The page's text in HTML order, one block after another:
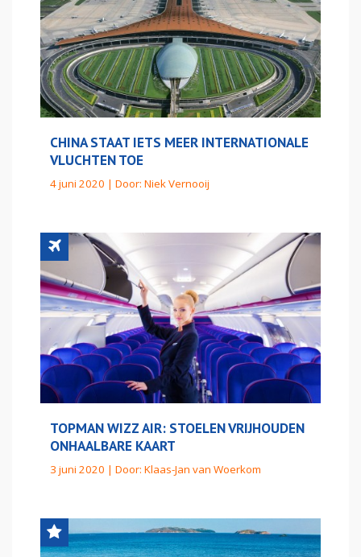
CHINA STAAT IETS MEER INTERNATIONALE
VLUCHTEN TOE
4 juni 2020 | Door: Niek Vernooij
TOPMAN WIZZ AIR: STOELEN VRIJHOUDEN
ONHAALBARE KAART
3 juni 2020 | Door: Klaas-Jan van Woerkom